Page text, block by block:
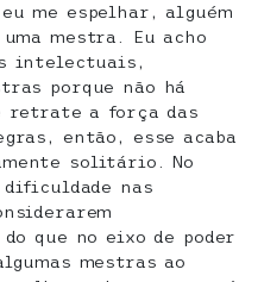
me espelhar, alguém
mestra. Eu acho
intelectuais,
porque não há
retrate a força das
então, esse acaba
solitário. No
dificuldade nas
que no eixo de poder
mestras ao